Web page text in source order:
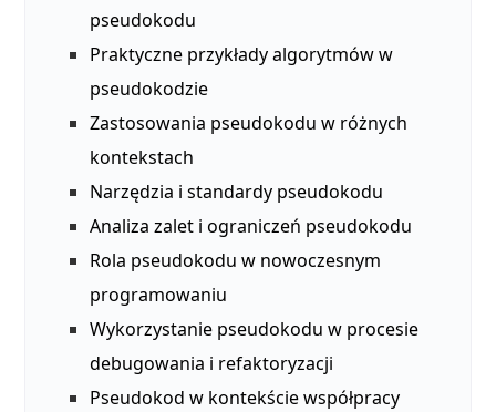
pseudokodu
Praktyczne przykłady algorytmów w
pseudokodzie
Zastosowania pseudokodu w różnych
kontekstach
Narzędzia i standardy pseudokodu
Analiza zalet i ograniczeń pseudokodu
Rola pseudokodu w nowoczesnym
programowaniu
Wykorzystanie pseudokodu w procesie
debugowania i refaktoryzacji
Pseudokod w kontekście współpracy